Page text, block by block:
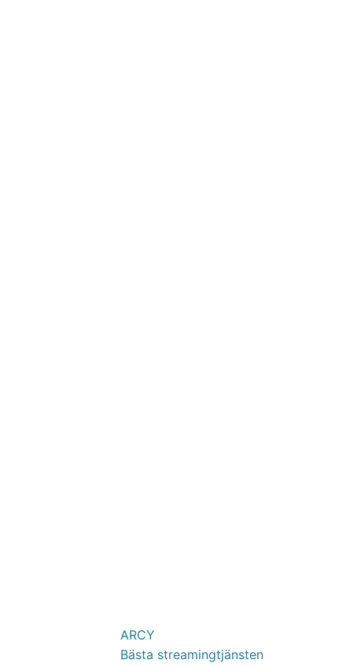
ARCY
Bästa streamingtjänsten